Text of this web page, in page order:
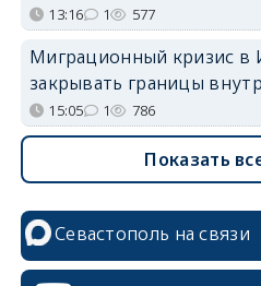
13:16 1 577
Миграционный кризис в
закрывать границы
15:05 1 786
Показать
Севастополь на связи